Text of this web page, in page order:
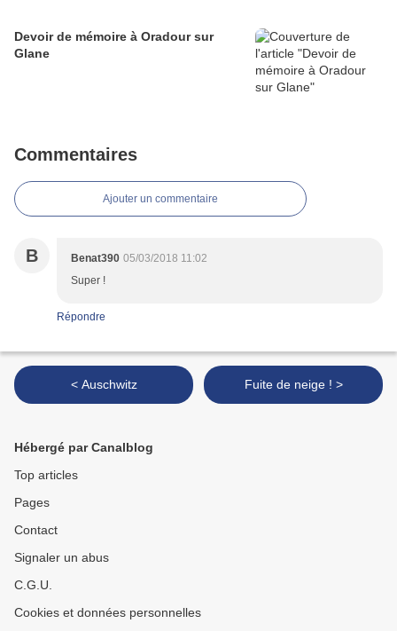
Devoir de mémoire à Oradour sur
Glane
Commentaires
Ajouter un commentaire
B Benat390 05/03/2018 11:02
Super !
Répondre
< Auschwitz Fuite de neige ! >
Hébergé par Canalblog
Top articles
Pages
Contact
Signaler un abus
C.G.U.
Cookies et données personnelles